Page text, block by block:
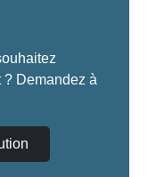
? Demandez à